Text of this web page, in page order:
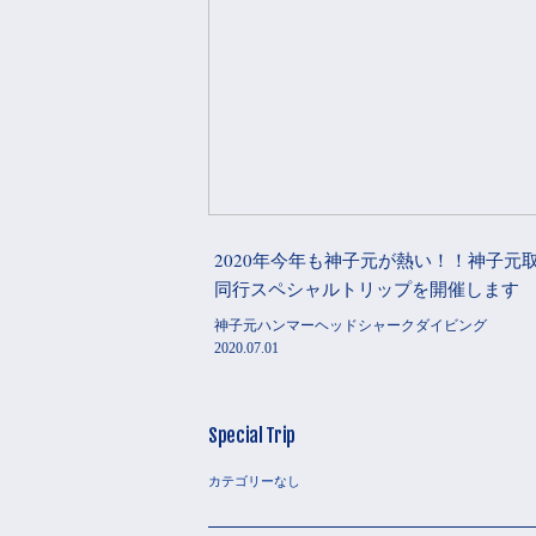
2020年今年も神子元が熱い！！神子元
同行スペシャルトリップを開催します
神子元ハンマーヘッドシャークダイビング
2020.07.01
Special Trip
カテゴリーなし